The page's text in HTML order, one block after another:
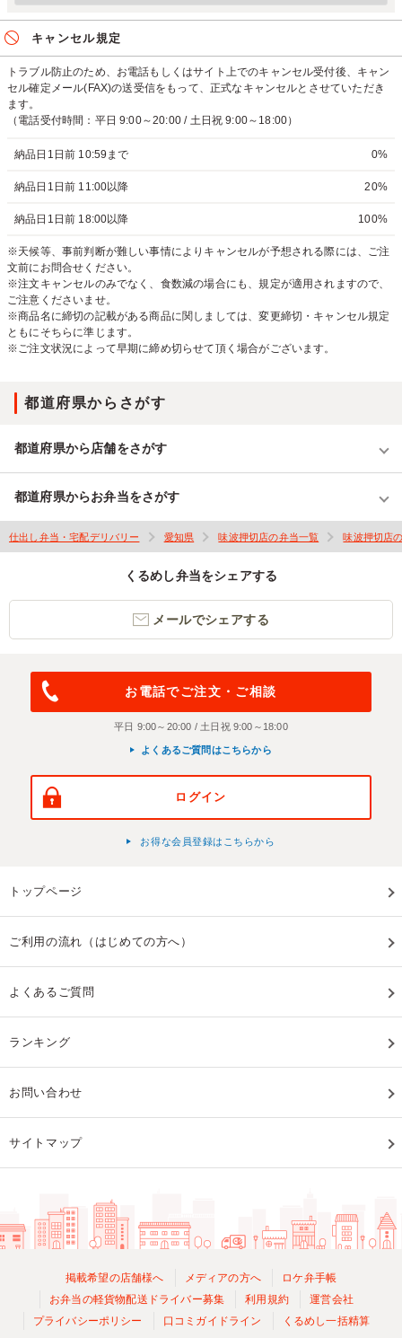
キャンセル規定
トラブル防止のため、お電話もしくはサイト上でのキャンセル受付後、キャン
セル確定メール(FAX)の送受信をもって、正式なキャンセルとさせていただき
ます。
（電話受付時間：平日 9:00～20:00 / 土日祝 9:00～18:00）
納品日1日前 10:59まで 0%
納品日1日前 11:00以降 20%
納品日1日前 18:00以降 100%
※天候等、事前判断が難しい事情によりキャンセルが予想される際には、ご注
文前にお問合せください。
※注文キャンセルのみでなく、食数減の場合にも、規定が適用されますので、
ご注意くださいませ。
※商品名に締切の記載がある商品に関しましては、変更締切・キャンセル規定
ともにそちらに準じます。
※ご注文状況によって早期に締め切らせて頂く場合がございます。
都道府県からさがす
都道府県から店舗をさがす
都道府県からお弁当をさがす
仕出し弁当・宅配デリバリー 愛知県 味波押切店の弁当一覧 味波押切店
くるめし弁当をシェアする
メールでシェアする
お電話でご注文・ご相談
平日 9:00～20:00 / 土日祝 9:00～18:00
よくあるご質問はこちらから
ログイン
お得な会員登録はこちらから
トップページ
ご利用の流れ（はじめての方へ）
よくあるご質問
ランキング
お問い合わせ
サイトマップ
掲載希望の店舗様へ メディアの方へ
ロケ弁手帳
お弁当の軽貨物配送ドライバー募集
利用規約
運営会社
プライバシーポリシー
口コミガイドライン くるめし一括精算